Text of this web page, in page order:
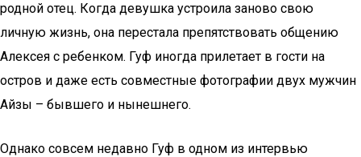
родной отец. Когда девушка устроила заново свою
личную жизнь, она перестала препятствовать общению
Алексея с ребенком. Гуф иногда прилетает в гости на
остров и даже есть совместные фотографии двух мужчин
Айзы – бывшего и нынешнего.
Однако совсем недавно Гуф в одном из интервью